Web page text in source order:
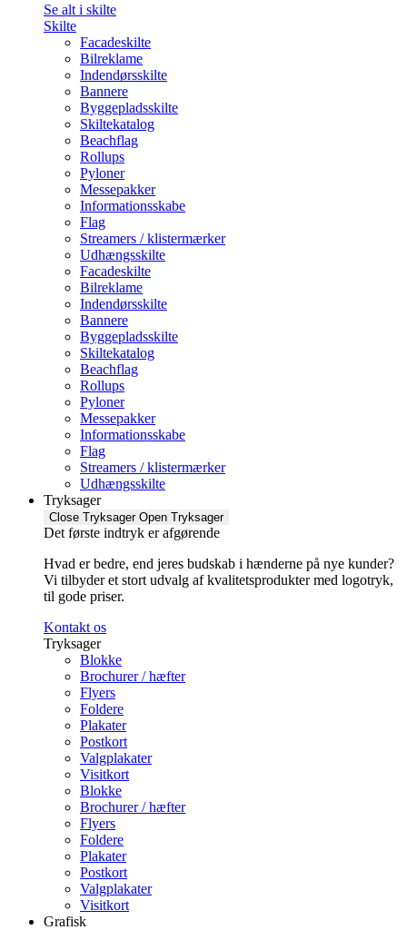
Se alt i skilte
Skilte
Facadeskilte
Bilreklame
Indendørsskilte
Bannere
Byggepladsskilte
Skiltekatalog
Beachflag
Rollups
Pyloner
Messepakker
Informationsskabe
Flag
Streamers / klistermærker
Udhængsskilte
Facadeskilte
Bilreklame
Indendørsskilte
Bannere
Byggepladsskilte
Skiltekatalog
Beachflag
Rollups
Pyloner
Messepakker
Informationsskabe
Flag
Streamers / klistermærker
Udhængsskilte
Tryksager
Close Tryksager Open Tryksager
Det første indtryk er afgørende
Hvad er bedre, end jeres budskab i hænderne på nye kunder?
Vi tilbyder et stort udvalg af kvalitetsprodukter med logotryk,
til gode priser.
Kontakt os
Tryksager
Blokke
Brochurer / hæfter
Flyers
Foldere
Plakater
Postkort
Valgplakater
Visitkort
Blokke
Brochurer / hæfter
Flyers
Foldere
Plakater
Postkort
Valgplakater
Visitkort
Grafisk